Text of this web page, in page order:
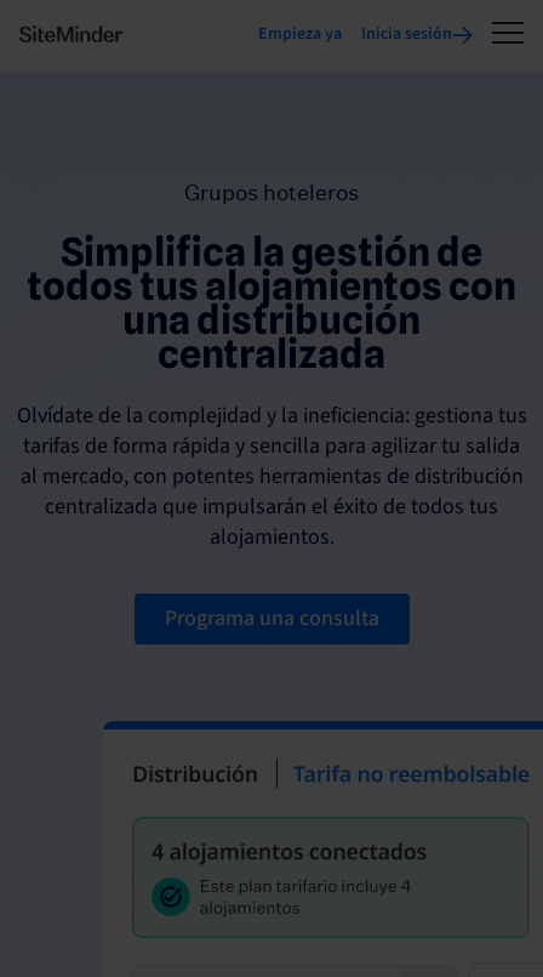
Empieza ya Inicia sesión
Grupos hoteleros
Simplifica la gestión de
todos tus alojamientos con
una distribución
centralizada
Olvídate de la complejidad y la ineficiencia: gestiona tus
tarifas de forma rápida y sencilla para agilizar tu salida
al mercado, con potentes herramientas de distribución
centralizada que impulsarán el éxito de todos tus
alojamientos.
Programa una consulta